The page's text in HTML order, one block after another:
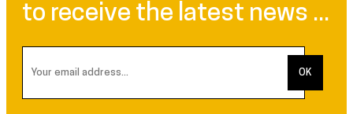
to receive the latest news ...